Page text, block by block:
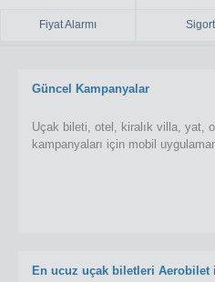
Fiyat Alarmı
Güncel Kampanyalar
Uçak bileti, otel, kiralık villa, yat,
kampanyaları için mobil
En ucuz uçak biletleri Aerobilet